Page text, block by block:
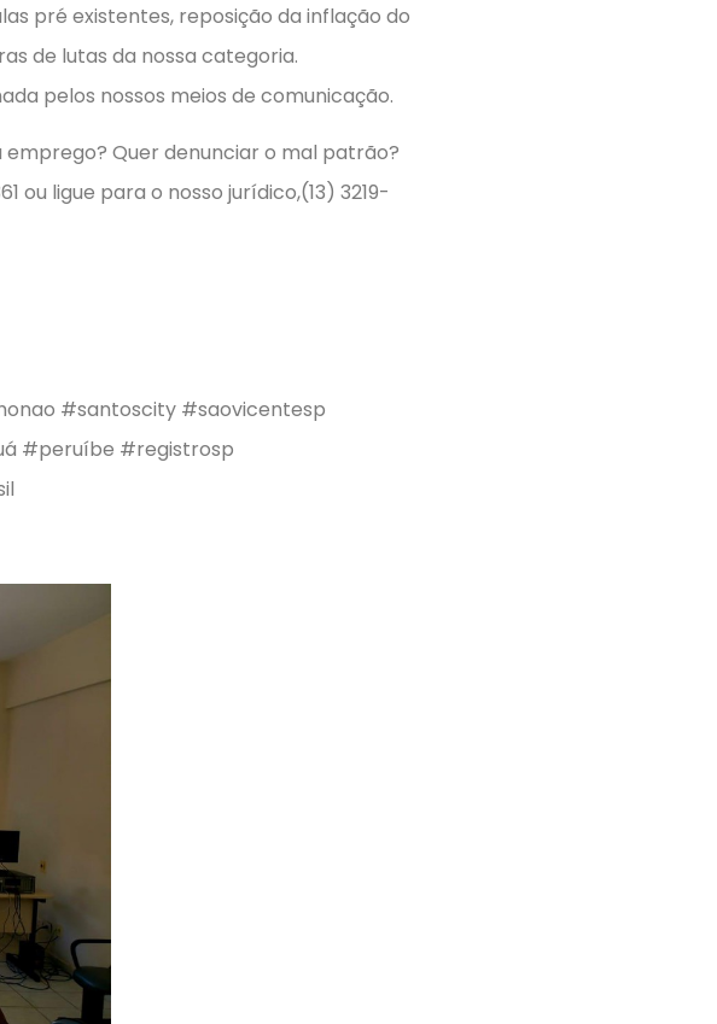
pré existentes, reposição da inflação do
de lutas da nossa categoria.
pelos nossos meios de comunicação.
Quer denunciar o mal patrão?
ou ligue para o nosso jurídico,(13) 3219-
#santoscity #saovicentesp
#peruíbe #registrosp